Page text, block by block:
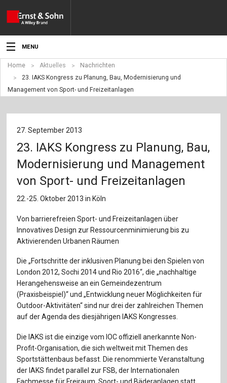
MENU
Aktuelles
Veranstaltungen
Angebote
Produkte
Werben
Für Autor:innen
Sprache / Language: DE Sprache / Language: EN
Home Aktuelles
Nachrichten
23. IAKS Kongress zu Planung, Bau, Modernisierung und
Management von Sport- und Freizeitanlagen
27. September 2013
23. IAKS Kongress zu Planung, Bau,
Modernisierung und Management
von Sport- und Freizeitanlagen
22.-25. Oktober 2013 in Köln
Von barrierefreien Sport- und Freizeitanlagen über
Innovatives Design zur Ressourcenminimierung bis zu
Aktivierenden Urbanen Räumen
Die „Fortschritte der inklusiven Planung bei den Spielen von
London 2012, Sochi 2014 und Rio 2016“, die „nachhaltige
Herangehensweise an ein Gemeindezentrum
(Praxisbeispiel)“ und „Entwicklung neuer Möglichkeiten für
Outdoor-Aktivitäten“ sind nur drei der zahlreichen Themen
auf der Agenda des diesjährigen IAKS Kongresses.
Die IAKS ist die einzige vom IOC offiziell anerkannte Non-
Profit-Organisation, die sich weltweit mit Themen des
Sportstättenbaus befasst. Die renommierte Veranstaltung
der IAKS findet parallel zur FSB, der Internationalen
Fachmesse für Freiraum, Sport- und Bäderanlagen statt.